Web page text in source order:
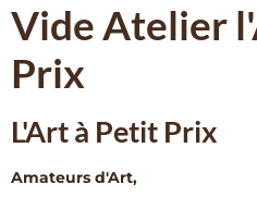
Vide Atelier
Prix
L'Art à Petit Prix
Amateurs d'Art,